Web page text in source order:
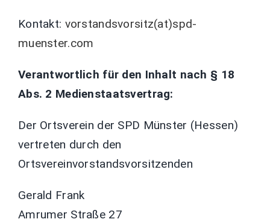
Kontakt: vorstandsvorsitz(at)spd-
muenster.com
Verantwortlich für den Inhalt nach § 18
Abs. 2 Medienstaatsvertrag:
Der Ortsverein der SPD Münster (Hessen)
vertreten durch den
Ortsvereinvorstandsvorsitzenden
Gerald Frank
Amrumer Straße 27